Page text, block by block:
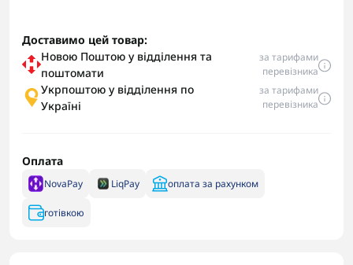
Доставимо цей товар:
Новою Поштою у відділення та
поштомати
за тарифами
перевізника
Укрпоштою у відділення по
Україні
за тарифами
перевізника
Оплата
NovaPay LiqPay оплата за рахунком
готівкою